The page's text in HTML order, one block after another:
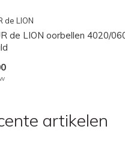
de LION
de LION oorbellen 4020/
artikelen